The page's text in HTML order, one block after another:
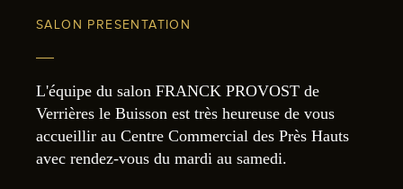
SALON PRESENTATION
L'équipe du salon FRANCK PROVOST de
Verrières le Buisson est très heureuse de vous
accueillir au Centre Commercial des Près Hauts
avec rendez-vous du mardi au samedi.